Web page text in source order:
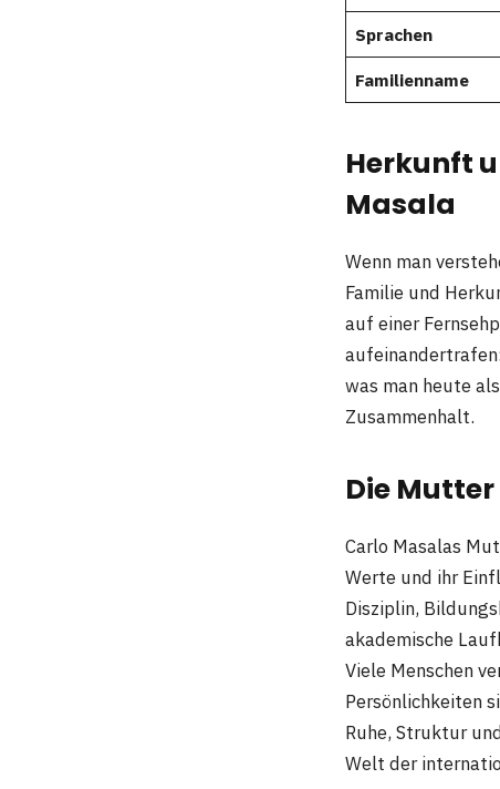
Sprachen
Familienname
Herkunft
Masala
Wenn man
Familie und
auf einer
aufeinandertrafen:
was man heute
Zusammenhalt.
Die
Carlo Masalas
Werte und ihr
Disziplin,
akademische
Viele Menschen
Persönlichkeiten
Ruhe, Struktur
Welt der